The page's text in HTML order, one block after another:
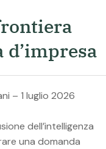
– 1 luglio 2026
dell’intelligenza
una domanda